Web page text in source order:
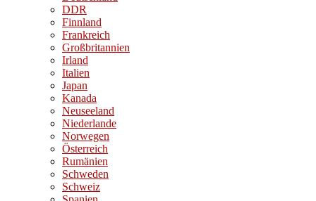
DDR
Finnland
Frankreich
Großbritannien
Irland
Italien
Japan
Kanada
Neuseeland
Niederlande
Norwegen
Österreich
Rumänien
Schweden
Schweiz